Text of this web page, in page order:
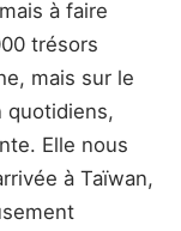
à faire
trésors
mais sur le
quotidiens,
Elle nous
à Taïwan,